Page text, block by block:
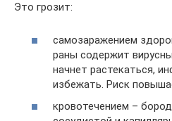
Это грозит:
самозаражением
раны содержит
начнет растекаться,
избежать. Риск
кровотечением –